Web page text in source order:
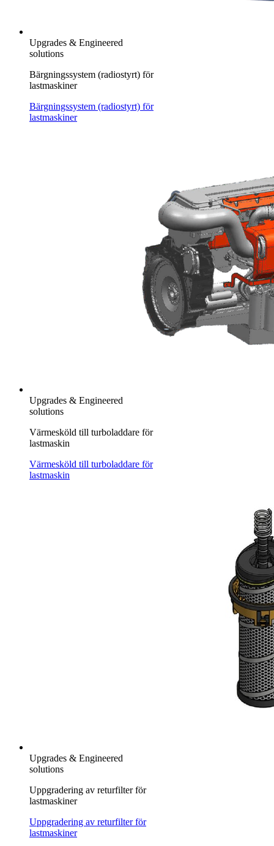
Upgrades & Engineered
solutions
Bärgningssystem (radiostyrt) för
lastmaskiner
Bärgningssystem (radiostyrt) för
lastmaskiner
Upgrades & Engineered
solutions
Värmesköld till turboladdare för
lastmaskin
Värmesköld till turboladdare för
lastmaskin
Upgrades & Engineered
solutions
Uppgradering av returfilter för
lastmaskiner
Uppgradering av returfilter för
lastmaskiner